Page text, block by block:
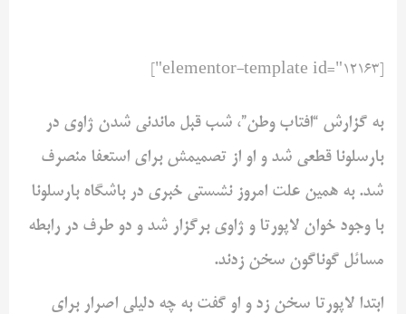
به گزارش “افتاب وطن”، شب قبل ماندنی شدن ژاوی در
بارسلونا قطعی شد و او از تصمیمش برای استعفا منصرف
شد. به همین علت امروز نشستی خبری در باشگاه بارسلونا
با وجود خوان لاپورتا و ژاوی برگزار شد و دو طرف در رابطه
مسائل گوناگون سخن زدند.
ابتدا لاپورتا سخن زد و او گفت به چه دلیلی اصرار برای